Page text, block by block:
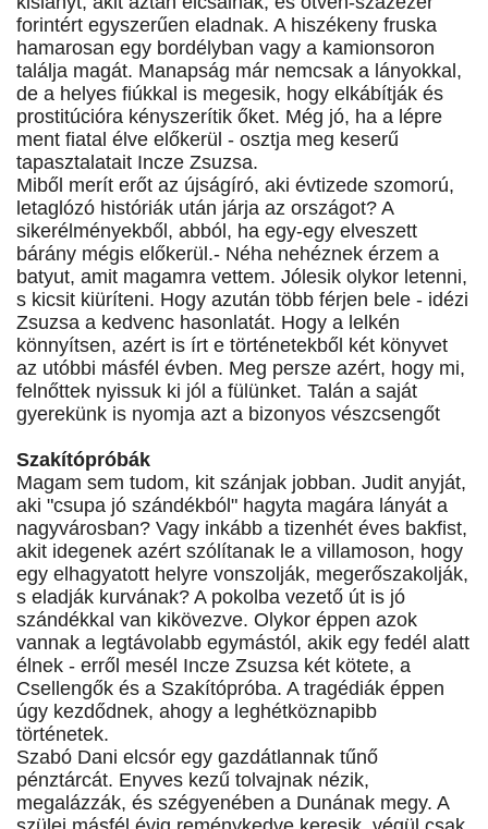
forintért egyszerűen eladnak. A hiszékeny fruska
hamarosan egy bordélyban vagy a kamionsoron
találja magát. Manapság már nemcsak a lányokkal,
de a helyes fiúkkal is megesik, hogy elkábítják és
prostitúcióra kényszerítik őket. Még jó, ha a lépre
ment fiatal élve előkerül - osztja meg keserű
tapasztalatait Incze Zsuzsa.
Miből merít erőt az újságíró, aki évtizede szomorú,
letaglózó históriák után járja az országot? A
sikerélményekből, abból, ha egy-egy elveszett
bárány mégis előkerül.- Néha nehéznek érzem a
batyut, amit magamra vettem. Jólesik olykor letenni,
s kicsit kiüríteni. Hogy azután több férjen bele - idézi
Zsuzsa a kedvenc hasonlatát. Hogy a lelkén
könnyítsen, azért is írt e történetekből két könyvet
az utóbbi másfél évben. Meg persze azért, hogy mi,
felnőttek nyissuk ki jól a fülünket. Talán a saját
gyerekünk is nyomja azt a bizonyos vészcsengőt
Szakítópróbák
Magam sem tudom, kit szánjak jobban. Judit anyját,
aki "csupa jó szándékból" hagyta magára lányát a
nagyvárosban? Vagy inkább a tizenhét éves bakfist,
akit idegenek azért szólítanak le a villamoson, hogy
egy elhagyatott helyre vonszolják, megerőszakolják,
s eladják kurvának? A pokolba vezető út is jó
szándékkal van kikövezve. Olykor éppen azok
vannak a legtávolabb egymástól, akik egy fedél alatt
élnek - erről mesél Incze Zsuzsa két kötete, a
Csellengők és a Szakítópróba. A tragédiák éppen
úgy kezdődnek, ahogy a leghétköznapibb
történetek.
Szabó Dani elcsór egy gazdátlannak tűnő
pénztárcát. Enyves kezű tolvajnak nézik,
megalázzák, és szégyenében a Dunának megy. A